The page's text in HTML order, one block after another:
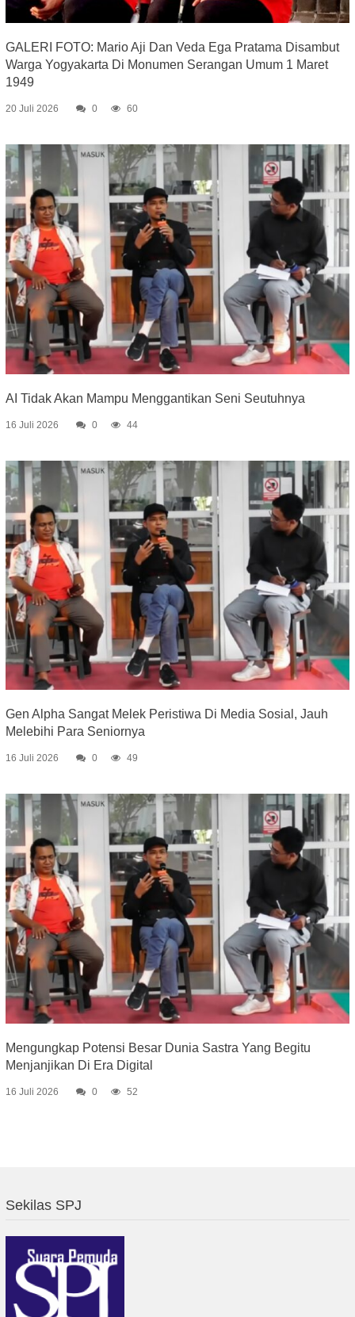
GALERI FOTO: Mario Aji Dan Veda Ega Pratama Disambut
Warga Yogyakarta Di Monumen Serangan Umum 1 Maret
1949
20 Juli 2026 0 60
AI Tidak Akan Mampu Menggantikan Seni Seutuhnya
16 Juli 2026 0 44
Gen Alpha Sangat Melek Peristiwa Di Media Sosial, Jauh
Melebihi Para Seniornya
16 Juli 2026 0 49
Mengungkap Potensi Besar Dunia Sastra Yang Begitu
Menjanjikan Di Era Digital
16 Juli 2026 0 52
Sekilas SPJ